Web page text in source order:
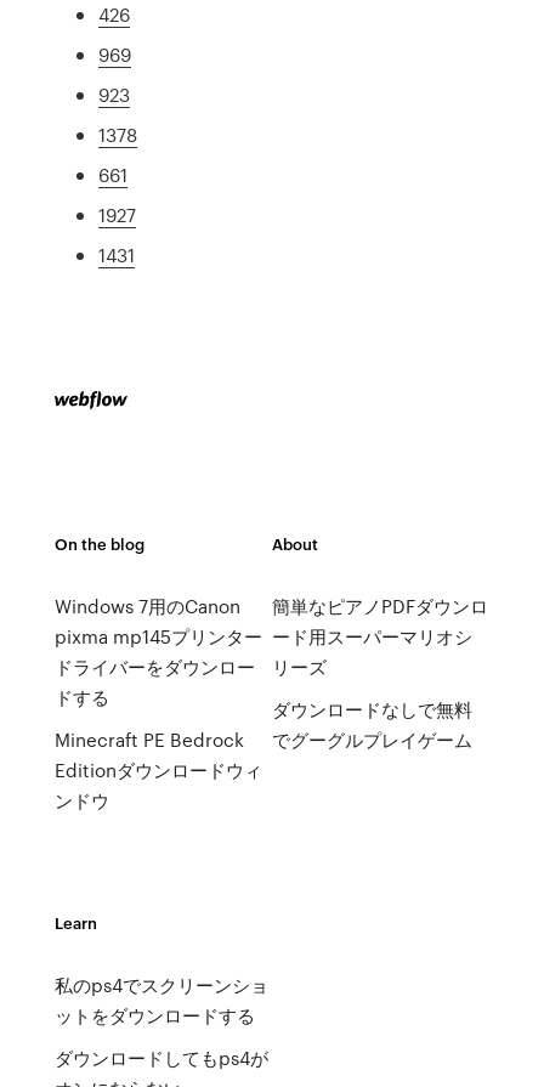
426
969
923
1378
661
1927
1431
On the blog
Windows 7用のCanon
pixma mp145プリンター
ドライバーをダウンロー
ドする
Minecraft PE Bedrock
Editionダウンロードウィ
ンドウ
About
簡単なピアノPDFダウンロ
ード用スーパーマリオシ
リーズ
ダウンロードなしで無料
でグーグルプレイゲーム
Learn
私のps4でスクリーンショ
ットをダウンロードする
ダウンロードしてもps4が